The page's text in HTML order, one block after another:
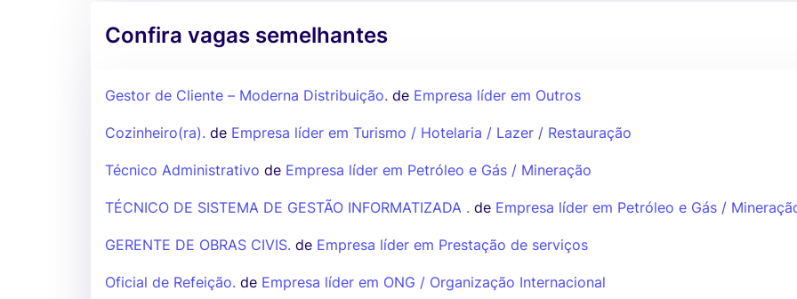
Confira vagas semelhantes
Gestor de Cliente – Moderna Distribuição. de Empresa líder em Outros
Cozinheiro(ra). de Empresa líder em Turismo / Hotelaria / Lazer / Restauração
Técnico Administrativo de Empresa líder em Petróleo e Gás / Mineração
TÉCNICO DE SISTEMA DE GESTÃO INFORMATIZADA . de Empresa líder em Petróleo e Gás /
GERENTE DE OBRAS CIVIS. de Empresa líder em Prestação de serviços
Oficial de Refeição. de Empresa líder em ONG / Organização Internacional